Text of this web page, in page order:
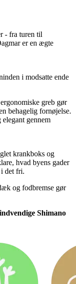
- fra turen til
er en ægte
i modsatte ende
greb gør
behagelig fornøjelse.
gennem
krankboks og
hvad byens gader
det fri.
og fodbremse gør
Shimano